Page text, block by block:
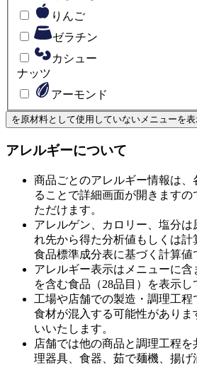
りんご
ゼラチン
カシュー
ナッツ
アーモンド
を原材料として使用していないメニューを
アレルギーについて
商品ごとのアレルギー情報は、
ることで詳細画面が開きます
ただけます。
アレルゲン、カロリー、塩分は
れ先から得た分析値もしくは
⾷品標準成分表に基づく計算値
アレルギー表⽰はメニューに
を含む⾷品（28品⽬）を表⽰し
⼯場や店舗での製造・調理⼯
⾷材が混⼊する可能性があり
いいたします。
店舗では他の商品と調理⼯程
理器具、⾷器、茹で麺機、揚げ